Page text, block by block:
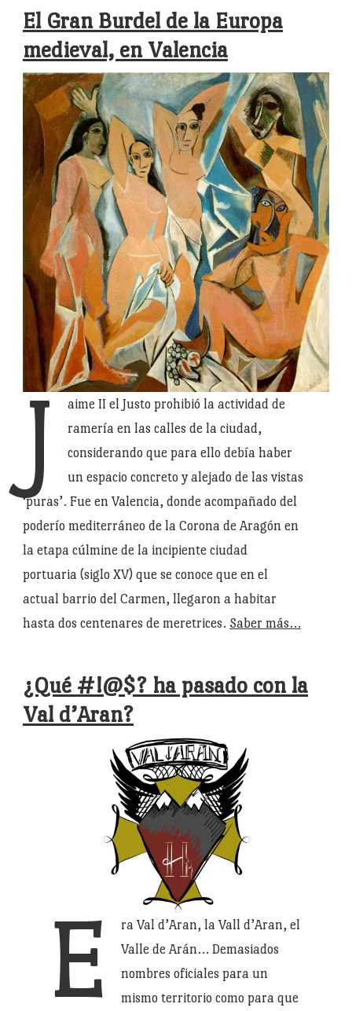
El Gran Burdel de la Europa
medieval, en Valencia
J
aime II el Justo prohibió la actividad de
ramería en las calles de la ciudad,
considerando que para ello debía haber
un espacio concreto y alejado de las vistas
‘puras’. Fue en Valencia, donde acompañado del
poderío mediterráneo de la Corona de Aragón en
la etapa cúlmine de la incipiente ciudad
portuaria (siglo XV) que se conoce que en el
actual barrio del Carmen, llegaron a habitar
hasta dos centenares de meretrices. Saber más…
¿Qué #!@$? ha pasado con la
Val d’Aran?
E
ra Val d’Aran, la Vall d’Aran, el
Valle de Arán… Demasiados
nombres oficiales para un
mismo territorio como para que